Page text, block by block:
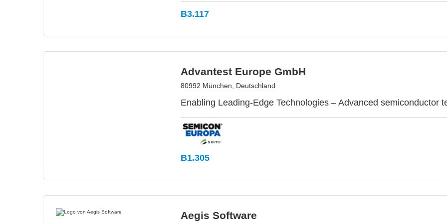
B3.117
Advantest Europe GmbH
80992 München, Deutschland
Enabling Leading-Edge Technologies – Advanced semiconductor
B1.305
Aegis Software